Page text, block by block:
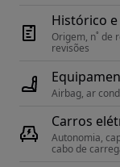
Histórico
Origem, n˚ de
revisões
Airbag, ar
Carros
Autonomia,
cabo de